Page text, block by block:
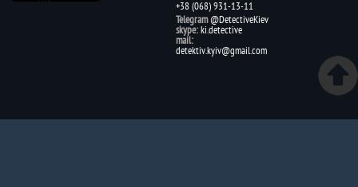
+38 (068) 931-13-11
Telegram @DetectiveKiev
skype:ki.detective
mail:
detektiv.kyiv@gmail.com